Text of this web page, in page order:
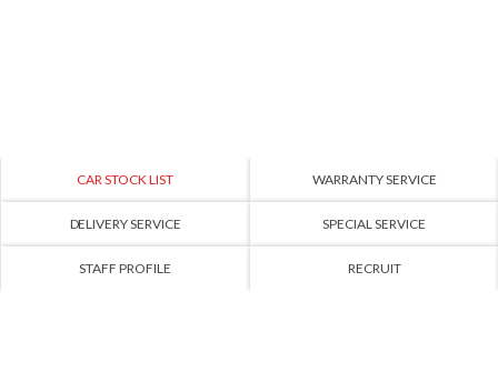
CAR STOCK LIST WARRANTY SERVICE
DELIVERY SERVICE SPECIAL SERVICE
STAFF PROFILE RECRUIT